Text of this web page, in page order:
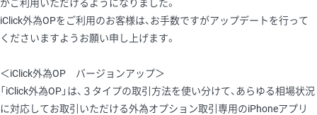
がご利用いただけるようになりました。
iClick外為OPをご利用のお客様は、お手数ですがアップデートを行って
くださいますようお願い申し上げます。
＜iClick外為OP バージョンアップ＞
「iClick外為OP」は、３タイプの取引方法を使い分けて、あらゆる相場状況
に対応してお取引いただける外為オプション取引専用のiPhoneアプリ